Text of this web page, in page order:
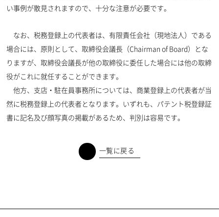
い事例が散見されますので、十分な注意が必要です。
なお、税務登録上の代表者は、有限責任会社（現地法人）である
場合には、原則として、取締役会議長（Chairman of Board）とな
りますが、取締役会議長が他の取締役に委任した場合には他の取締
役がこれに就任することができます。
他方、支店・駐在員事務所については、商業登録上の代表者が当
然に税務登録上の代表者となります。いずれも、パテント税登録証
書に記名及び顔写真の掲載があるため、判別は容易です。
一覧に戻る